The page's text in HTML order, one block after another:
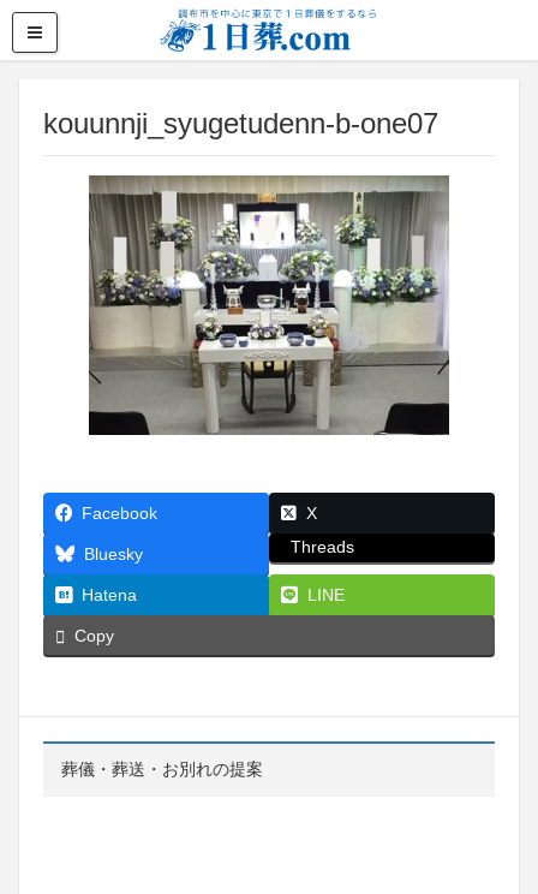
kouunnji_syugetudenn-b-one07
Facebook X
Bluesky Threads
Hatena LINE
Copy
葬儀・葬送・お別れの提案